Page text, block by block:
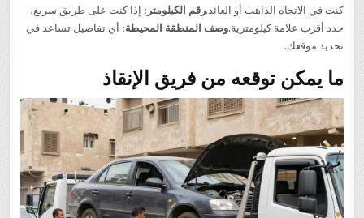
كنت في الاتجاه الذاهب أو العائد.رقم الكيلومتر: إذا كنت على طريق سريع،
حدد أقرب علامة كيلومترية.وصف المنطقة المحيطة: أي تفاصيل تساعد في
تحديد موقعك.
ما يمكن توقعه من فريق الإنقاذ